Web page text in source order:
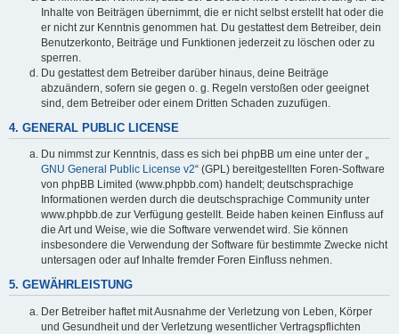
Inhalte von Beiträgen übernimmt, die er nicht selbst erstellt hat oder die
er nicht zur Kenntnis genommen hat. Du gestattest dem Betreiber, dein
Benutzerkonto, Beiträge und Funktionen jederzeit zu löschen oder zu
sperren.
Du gestattest dem Betreiber darüber hinaus, deine Beiträge
abzuändern, sofern sie gegen o. g. Regeln verstoßen oder geeignet
sind, dem Betreiber oder einem Dritten Schaden zuzufügen.
4. GENERAL PUBLIC LICENSE
Du nimmst zur Kenntnis, dass es sich bei phpBB um eine unter der „
GNU General Public License v2“ (GPL) bereitgestellten Foren-Software
von phpBB Limited (www.phpbb.com) handelt; deutschsprachige
Informationen werden durch die deutschsprachige Community unter
www.phpbb.de zur Verfügung gestellt. Beide haben keinen Einfluss auf
die Art und Weise, wie die Software verwendet wird. Sie können
insbesondere die Verwendung der Software für bestimmte Zwecke nicht
untersagen oder auf Inhalte fremder Foren Einfluss nehmen.
5. GEWÄHRLEISTUNG
Der Betreiber haftet mit Ausnahme der Verletzung von Leben, Körper
und Gesundheit und der Verletzung wesentlicher Vertragspflichten